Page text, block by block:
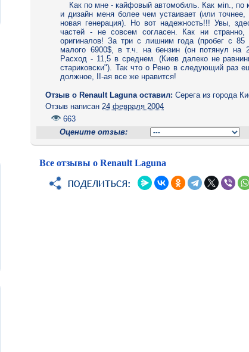
Как по мне - кайфовый автомобиль. Как мin., по
и дизайн меня более чем устаивает (или точнее,
новая генерация). Но вот надежность!!! Увы,
частей - не совсем согласен. Как ни
оригиналов! За три с лишним года (пробег с
малого 6900$, в т.ч. на бензин (он потянул на
Расход - 11,5 в среднем. (Киев далеко не
стариковски"). Так что о Рено в следующий раз
должное, II-ая все же нравится!
Отзыв o Renault Laguna оставил: Серегаиз города
Отзыв написан24 февраля 2004
663
Оцените отзыв:
Все отзывы о Renault Laguna